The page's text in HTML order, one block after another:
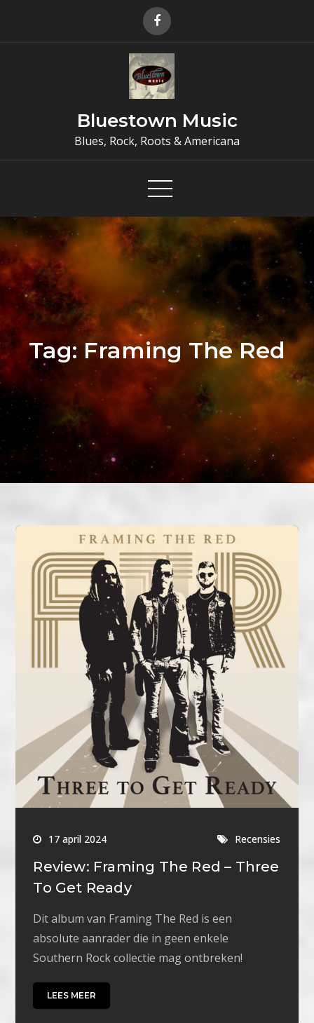
Bluestown Music
Blues, Rock, Roots & Americana
Tag:Framing The Red
17 april 2024 Recensies
Review: Framing The Red – Three
To Get Ready
Dit album van Framing The Red is een
absolute aanrader die in geen enkele
Southern Rock collectie mag ontbreken!
LEES MEER